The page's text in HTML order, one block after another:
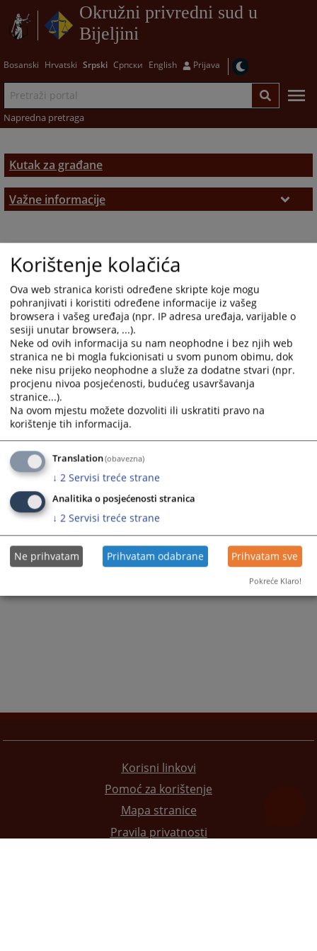
Okružni privredni sud u
Bijeljini
Bosanski Hrvatski Srpski Српски English Prijava
Napredna pretraga
Kutak za građane
Važne informacije
Zakon i propisi o privrednim društvima
Sudski vještaci i tumači
Pravna pomoć
Stečajni upravnici
Korisni linkovi
Pomoć za korištenje
Mapa stranice
Pravila privatnosti
Korištenje kolačića
Ova web stranica koristi određene skripte koje mogu
pohranjivati i koristiti određene informacije iz vašeg
browsera i vašeg uređaja (npr. IP adresa uređaja, varijable o
sesiji unutar browsera, ...).
Neke od ovih informacija su nam neophodne i bez njih web
stranica ne bi mogla fukcionisati u svom punom obimu, dok
neke nisu prijeko neophodne a služe za dodatne stvari (npr.
procjenu nivoa posjećenosti, budućeg usavršavanja
stranice...).
Na ovom mjestu možete dozvoliti ili uskratiti pravo na
korištenje tih informacija.
Translation(obavezna)
↓ 2 Servisi treće strane
Analitika o posjećenosti stranica
↓ 2 Servisi treće strane
Ne prihvatam Prihvatam odabrane Prihvatam sve
Pokreće Klaro!